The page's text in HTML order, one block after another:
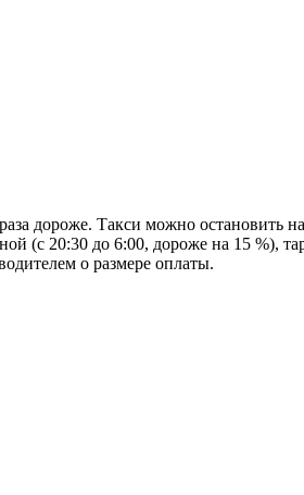
дороже. Такси можно остановить
(с 20:30 до 6:00, дороже на 15 %),
о размере оплаты.